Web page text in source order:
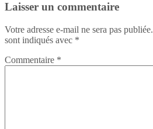
Laisser un commentaire
Votre adresse e-mail ne sera pas publiée.
sont indiqués avec *
Commentaire *